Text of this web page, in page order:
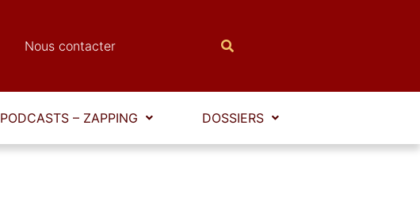
Nous contacter
PODCASTS – ZAPPING DOSSIERS